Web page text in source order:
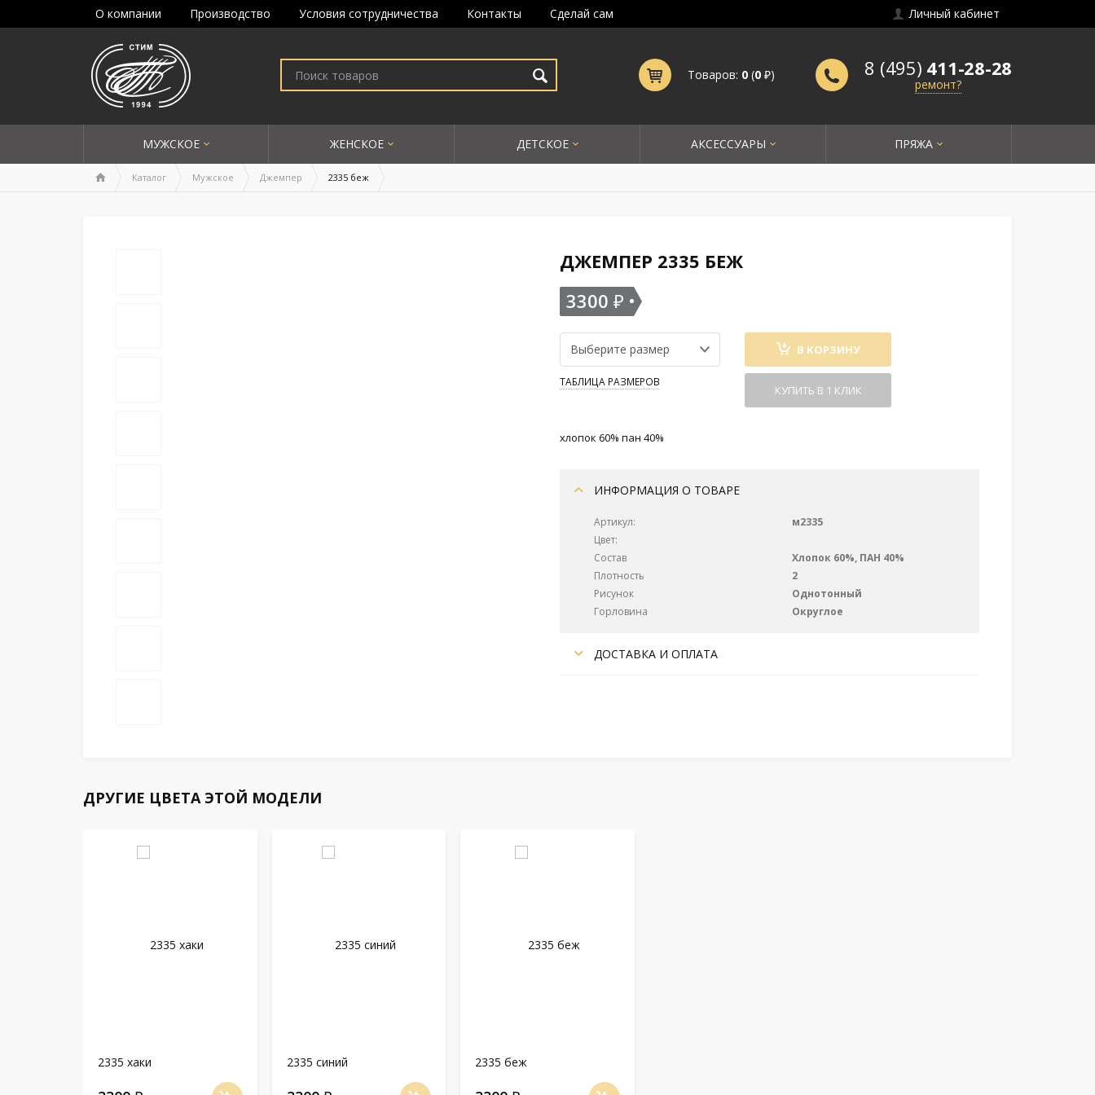
О компании Производство Условия сотрудничества Контакты Сделай сам Личный кабинет
8 (495) 411-28-28
ремонт?
Товаров: 0 (0 ₽)
МУЖСКОЕ ЖЕНСКОЕ ДЕТСКОЕ АКСЕССУАРЫ ПРЯЖА
Каталог Мужское Джемпер 2335 беж
ДЖЕМПЕР 2335 БЕЖ
3300 ₽
ТАБЛИЦА РАЗМЕРОВ
В КОРЗИНУ
КУПИТЬ В 1 КЛИК
хлопок 60% пан 40%
ИНФОРМАЦИЯ О ТОВАРЕ
Артикул:
м2335
Цвет:
Состав
Хлопок 60%, ПАН 40%
Плотность
2
Рисунок
Однотонный
Горловина
Округлое
ДОСТАВКА И ОПЛАТА
ДРУГИЕ ЦВЕТА ЭТОЙ МОДЕЛИ
2335 хаки 2335 синий 2335 беж